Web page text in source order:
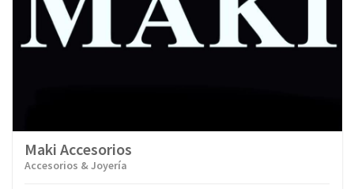
Maki Accesorios
Accesorios & Joyería